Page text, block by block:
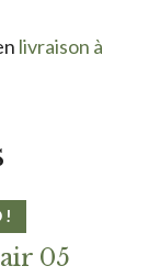
livraison à
!
05